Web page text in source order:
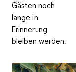
Gästen noch
lange in
Erinnerung
bleiben werden.